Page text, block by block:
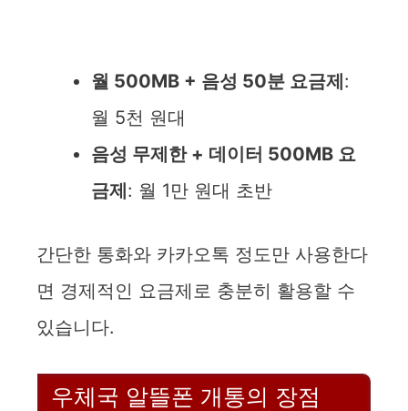
월 500MB + 음성 50분 요금제:
월 5천 원대
음성 무제한 + 데이터 500MB 요
금제: 월 1만 원대 초반
간단한 통화와 카카오톡 정도만 사용한다
면 경제적인 요금제로 충분히 활용할 수
있습니다.
우체국 알뜰폰 개통의 장점